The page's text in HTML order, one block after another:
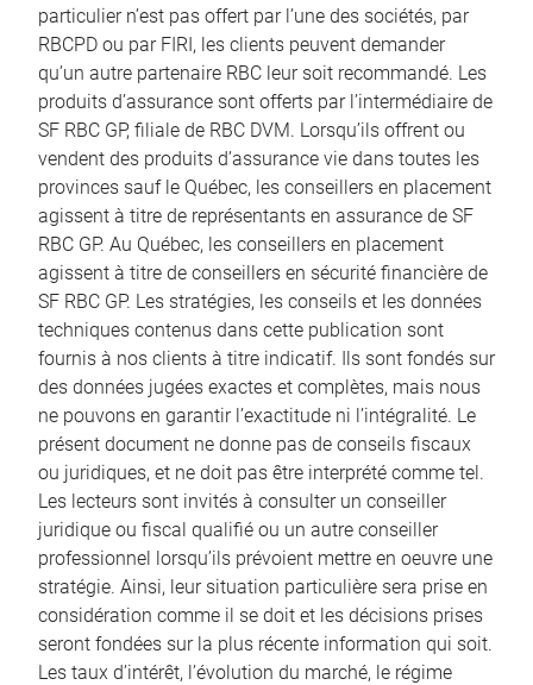
particulier n’est pas offert par l’une des sociétés, par
RBCPD ou par FIRI, les clients peuvent demander
qu’un autre partenaire RBC leur soit recommandé. Les
produits d’assurance sont offerts par l’intermédiaire de
SF RBC GP, filiale de RBC DVM. Lorsqu’ils offrent ou
vendent des produits d’assurance vie dans toutes les
provinces sauf le Québec, les conseillers en placement
agissent à titre de représentants en assurance de SF
RBC GP. Au Québec, les conseillers en placement
agissent à titre de conseillers en sécurité financière de
SF RBC GP. Les stratégies, les conseils et les données
techniques contenus dans cette publication sont
fournis à nos clients à titre indicatif. Ils sont fondés sur
des données jugées exactes et complètes, mais nous
ne pouvons en garantir l’exactitude ni l’intégralité. Le
présent document ne donne pas de conseils fiscaux
ou juridiques, et ne doit pas être interprété comme tel.
Les lecteurs sont invités à consulter un conseiller
juridique ou fiscal qualifié ou un autre conseiller
professionnel lorsqu’ils prévoient mettre en oeuvre une
stratégie. Ainsi, leur situation particulière sera prise en
considération comme il se doit et les décisions prises
seront fondées sur la plus récente information qui soit.
Les taux d’intérêt, l’évolution du marché, le régime